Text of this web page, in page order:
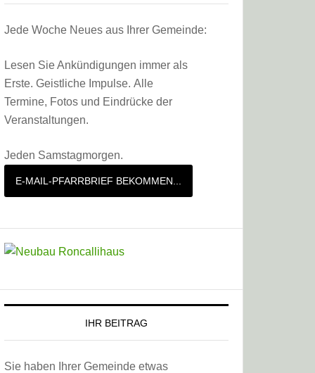
Jede Woche Neues aus Ihrer Gemeinde:
Lesen Sie Ankündigungen immer als
Erste. Geistliche Impulse. Alle
Termine, Fotos und Eindrücke der
Veranstaltungen.
Jeden Samstagmorgen.
E-MAIL-PFARRBRIEF BEKOMMEN...
IHR BEITRAG
Sie haben Ihrer Gemeinde etwas